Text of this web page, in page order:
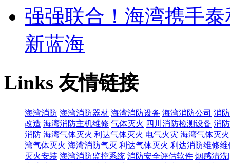
强强联合！海湾携手
新蓝海
Links友情链接
海湾消防 海湾消防器材 海湾消防设备 海湾消防公司 消
改造 海湾消防主机维修 气体灭火 四川消防检测设备 消
消防 海湾气体灭火|利达气体灭火 电气火灾 海湾气体灭
湾气体灭火 海湾消防气灭 利达气体灭火 利达消防维修维
灭火安装 海湾消防监控系统 消防安全评估软件 烟感清洗